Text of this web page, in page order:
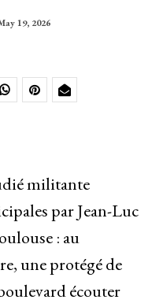
19, 2026
militante
par Jean-Luc
: au
une protégé de
écouter